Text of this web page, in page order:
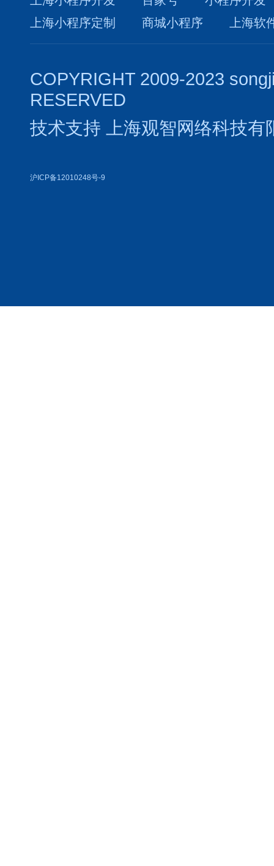
上海小程序定制
商城小程序 上海软
COPYRIGHT 2009-2023
RESERVED
技术支持
上海观智网络科技有
沪ICP备12010248号-9